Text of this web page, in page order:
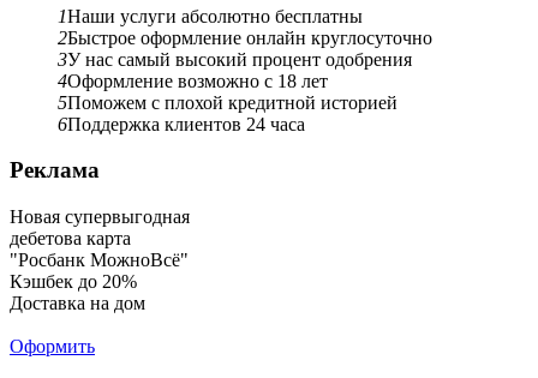
1Наши услуги абсолютно бесплатны
2Быстрое оформление онлайн круглосуточно
3У нас самый высокий процент одобрения
4Оформление возможно с 18 лет
5Поможем с плохой кредитной историей
6Поддержка клиентов 24 часа
Реклама
Новая супервыгодная
дебетова карта
"Росбанк МожноВсё"
Кэшбек до 20%
Доставка на дом
Оформить